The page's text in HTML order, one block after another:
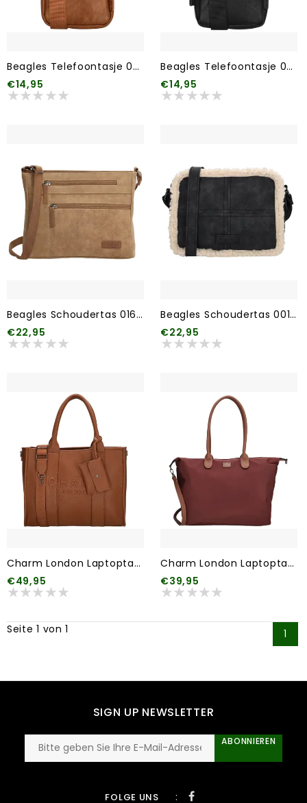
Beagles Telefoontasje 006 Bruin
€14,95
Beagles Telefoontasje 001 Zwart
€14,95
Beagles Schoudertas 016 Taupe
€22,95
Beagles Schoudertas 001 Zwart
€22,95
Charm London Laptoptas 006 Bruin
€49,95
Charm London Laptoptas 007 Bordeaux rood
€39,95
Seite 1 von 1 1
SIGN UP NEWSLETTER
ABONNIEREN
FOLGE UNS :